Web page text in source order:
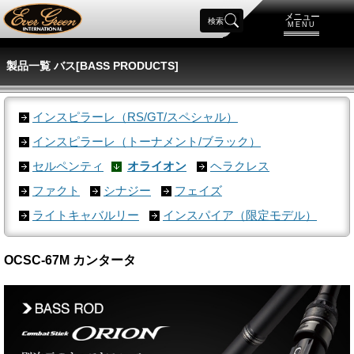
メニュー
MENU
検索
製品一覧 バス[BASS PRODUCTS]
インスピラーレ（RS/GT/スペシャル）
インスピラーレ（トーナメント/ブラック）
セルペンティ
オライオン
ヘラクレス
ファクト
シナジー
フェイズ
ライトキャバルリー
インスパイア（限定モデル）
OCSC-67M カンタータ